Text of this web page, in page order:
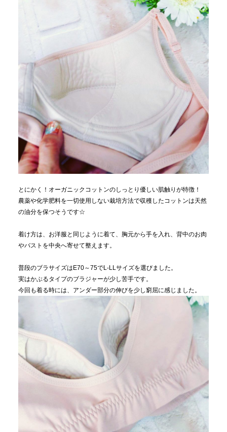
とにかく！オーガニックコットンのしっとり優しい肌触りが特徴！
農薬や化学肥料を一切使用しない栽培方法で収穫したコットンは天然
の油分を保つそうです☆
着け方は、お洋服と同じように着て、胸元から手を入れ、背中のお肉
やバストを中央へ寄せて整えます。
普段のブラサイズはE70～75でL-LLサイズを選びました。
実はかぶるタイプのブラジャーが少し苦手です。
今回も着る時には、アンダー部分の伸びを少し窮屈に感じました。